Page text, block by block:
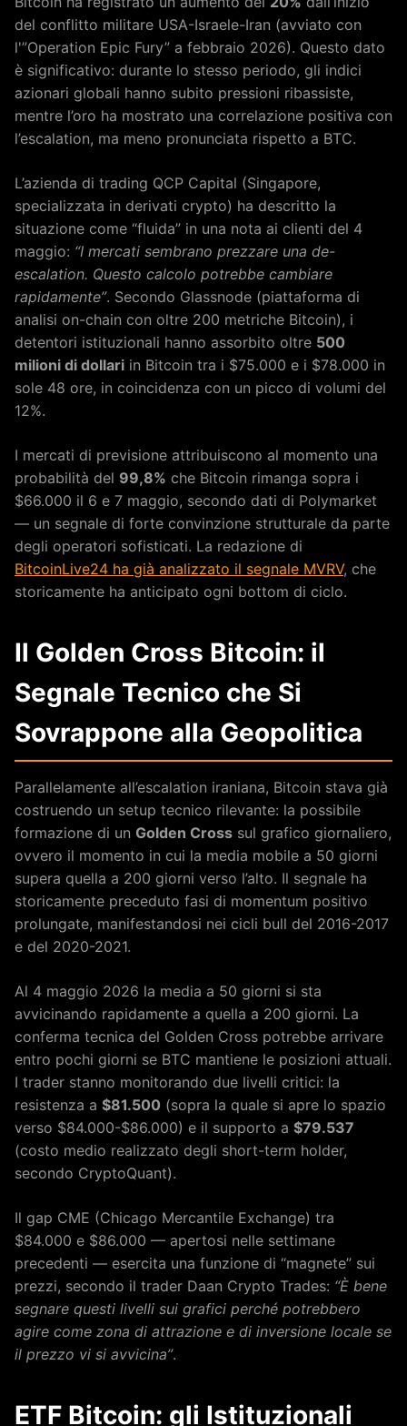
del conflitto militare USA-Israele-Iran (avviato con
l'”Operation Epic Fury” a febbraio 2026). Questo dato
è significativo: durante lo stesso periodo, gli indici
azionari globali hanno subito pressioni ribassiste,
mentre l’oro ha mostrato una correlazione positiva con
l’escalation, ma meno pronunciata rispetto a BTC.
L’azienda di trading QCP Capital (Singapore,
specializzata in derivati crypto) ha descritto la
situazione come “fluida” in una nota ai clienti del 4
maggio: “I mercati sembrano prezzare una de-
escalation. Questo calcolo potrebbe cambiare
rapidamente”. Secondo Glassnode (piattaforma di
analisi on-chain con oltre 200 metriche Bitcoin), i
detentori istituzionali hanno assorbito oltre 500
milioni di dollari in Bitcoin tra i $75.000 e i $78.000 in
sole 48 ore, in coincidenza con un picco di volumi del
12%.
I mercati di previsione attribuiscono al momento una
probabilità del 99,8% che Bitcoin rimanga sopra i
$66.000 il 6 e 7 maggio, secondo dati di Polymarket
— un segnale di forte convinzione strutturale da parte
degli operatori sofisticati. La redazione di
BitcoinLive24 ha già analizzato il segnale MVRV, che
storicamente ha anticipato ogni bottom di ciclo.
Il Golden Cross Bitcoin: il
Segnale Tecnico che Si
Sovrappone alla Geopolitica
Parallelamente all’escalation iraniana, Bitcoin stava già
costruendo un setup tecnico rilevante: la possibile
formazione di un Golden Cross sul grafico giornaliero,
ovvero il momento in cui la media mobile a 50 giorni
supera quella a 200 giorni verso l’alto. Il segnale ha
storicamente preceduto fasi di momentum positivo
prolungate, manifestandosi nei cicli bull del 2016-2017
e del 2020-2021.
Al 4 maggio 2026 la media a 50 giorni si sta
avvicinando rapidamente a quella a 200 giorni. La
conferma tecnica del Golden Cross potrebbe arrivare
entro pochi giorni se BTC mantiene le posizioni attuali.
I trader stanno monitorando due livelli critici: la
resistenza a $81.500 (sopra la quale si apre lo spazio
verso $84.000-$86.000) e il supporto a $79.537
(costo medio realizzato degli short-term holder,
secondo CryptoQuant).
Il gap CME (Chicago Mercantile Exchange) tra
$84.000 e $86.000 — apertosi nelle settimane
precedenti — esercita una funzione di “magnete” sui
prezzi, secondo il trader Daan Crypto Trades: “È bene
segnare questi livelli sui grafici perché potrebbero
agire come zona di attrazione e di inversione locale se
il prezzo vi si avvicina”.
ETF Bitcoin: gli Istituzionali